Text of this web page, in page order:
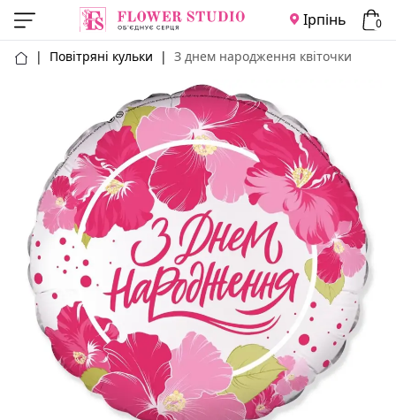
Ірпінь 0
| Повітряні кульки | З днем народження квіточки